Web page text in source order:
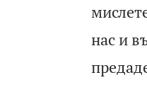
нас и